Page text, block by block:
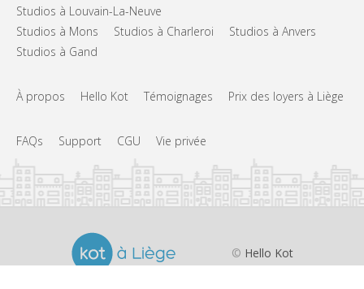
Studios à Louvain-La-Neuve
Studios à Mons
Studios à Charleroi
Studios à Anvers
Studios à Gand
À propos Hello Kot Témoignages Prix des loyers à Liège
FAQs Support CGU Vie privée
© Hello Kot